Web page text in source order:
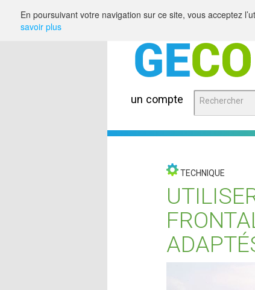
un compte
TECHNIQUE
En poursuivant votre navigation sur ce site, vous acceptez
savoir plus